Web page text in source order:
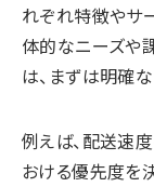
れぞれ特徴やサ
体的なニーズや
は、まずは明確
例えば、配送速
おける優先度を